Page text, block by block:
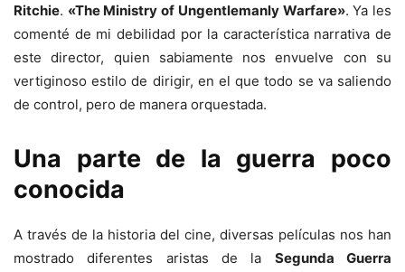
Ritchie. «The Ministry of Ungentlemanly Warfare». Ya les
comenté de mi debilidad por la característica narrativa de
este director, quien sabiamente nos envuelve con su
vertiginoso estilo de dirigir, en el que todo se va saliendo
de control, pero de manera orquestada.
Una parte de la guerra poco
conocida
A través de la historia del cine, diversas películas nos han
mostrado diferentes aristas de la Segunda Guerra